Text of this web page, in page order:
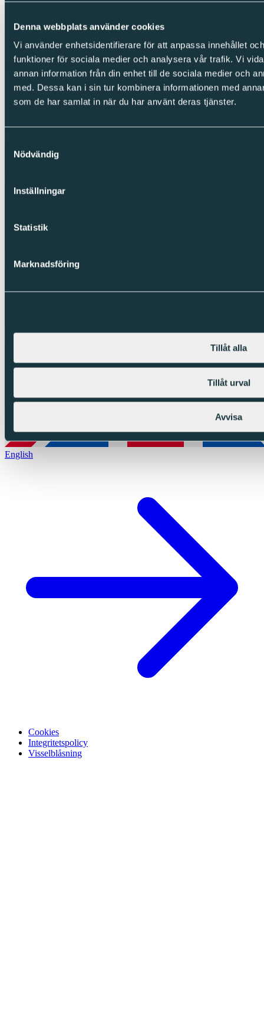
Denna webbplats använder cookies
Vi använder enhetsidentifierare för att anpassa innehållet
funktioner för sociala medier och analysera vår trafik. Vi
annan information från din enhet till de sociala medier och
med. Dessa kan i sin tur kombinera informationen med
som de har samlat in när du har använt deras tjänster.
Nödvändig
Inställningar
Statistik
Marknadsföring
Tillåt alla
Tillåt urval
Avvisa
LinkedIn
Facebook
Instagram
Integritet
Cookies
Integritetspolicy
Copyright © Sparc Group AB (publ)
English
Cookies
Integritetspolicy
Visselblåsning